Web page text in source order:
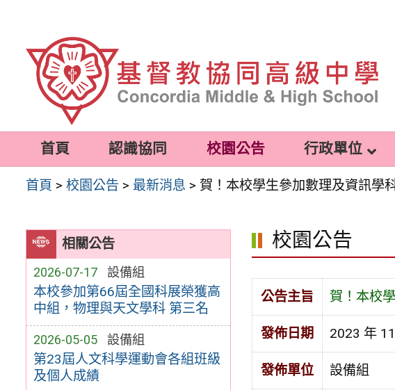
容
首頁 認識協同 校園公告 行政單位
首頁 >校園公告 > 最新消息 >賀！本校學生參加數理及資訊學
相關公告
2026-07-17 設備組
本校參加第66屆全國科展榮獲高
中組，物理與天文學科 第三名
2026-05-05 設備組
第23屆人文科學運動會各組班級
及個人成績
校園公告
公告主旨 賀！本校
發佈日期 2023 年
發佈單位 設備組